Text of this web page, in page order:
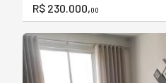
R$ 230.000,00